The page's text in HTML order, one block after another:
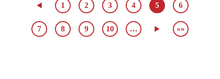
1 2 3 4 5 6
7 8 9 10 … »»